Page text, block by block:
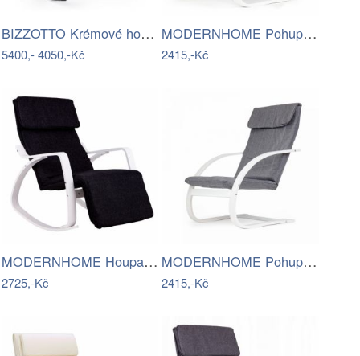
BIZZOTTO Krémové houpací křeslo SIBILLA
5400,-4050,-Kč
MODERNHOME Pohupovací křeslo Simex…
2415,-Kč
MODERNHOME Houpací křeslo Goodhome Pita…
2725,-Kč
MODERNHOME Pohupovací křeslo Simex šedo…
2415,-Kč